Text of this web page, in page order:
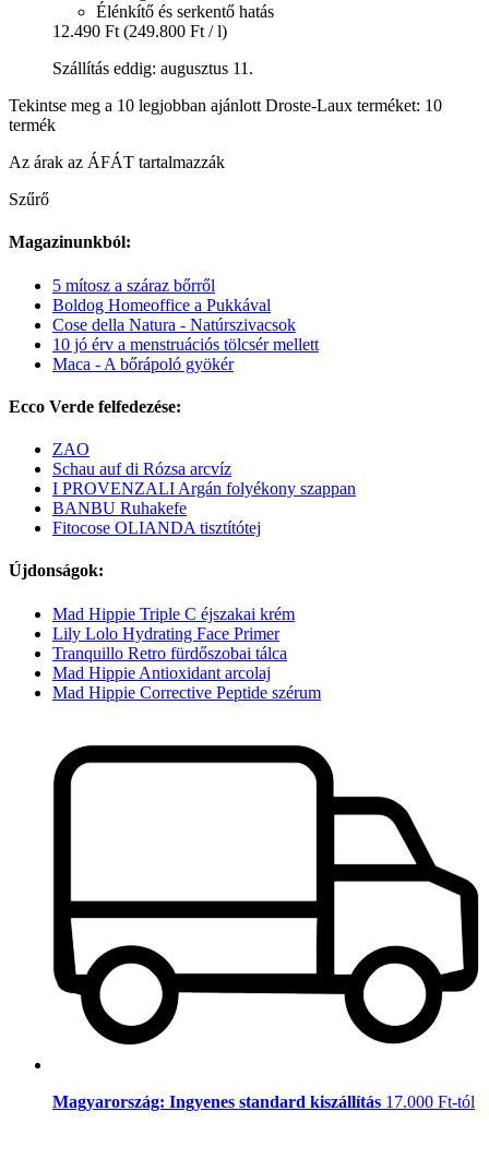
Élénkítő és serkentő hatás
12.490 Ft (249.800 Ft / l)
Szállítás eddig: augusztus 11.
Tekintse meg a 10 legjobban ajánlott Droste-Laux terméket: 10
termék
Az árak az ÁFÁT tartalmazzák
Szűrő
Magazinunkból:
5 mítosz a száraz bőrről
Boldog Homeoffice a Pukkával
Cose della Natura - Natúrszivacsok
10 jó érv a menstruációs tölcsér mellett
Maca - A bőrápoló gyökér
Ecco Verde felfedezése:
ZAO
Schau auf di Rózsa arcvíz
I PROVENZALI Argán folyékony szappan
BANBU Ruhakefe
Fitocose OLIANDA tisztítótej
Újdonságok:
Mad Hippie Triple C éjszakai krém
Lily Lolo Hydrating Face Primer
Tranquillo Retro fürdőszobai tálca
Mad Hippie Antioxidant arcolaj
Mad Hippie Corrective Peptide szérum
Magyarország: Ingyenes standard kiszállítás 17.000 Ft-tól